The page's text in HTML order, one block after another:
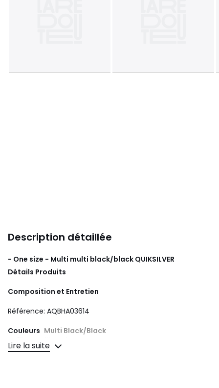
Description détaillée
- One size - Multi multi black/black QUIKSILVER
Détails Produits
Composition et Entretien
Référence: AQBHA03614
Couleurs Multi Black/Black
Tailles
Taille Unique
Lire la suite